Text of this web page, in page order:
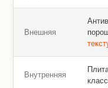
Внешняя
Внутренняя